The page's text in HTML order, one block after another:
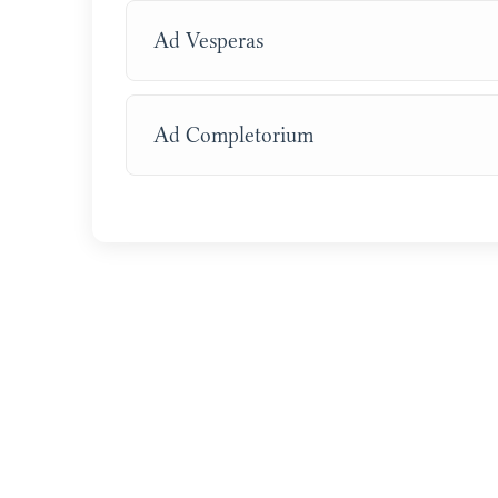
Ad Vesperas
Ad Completorium